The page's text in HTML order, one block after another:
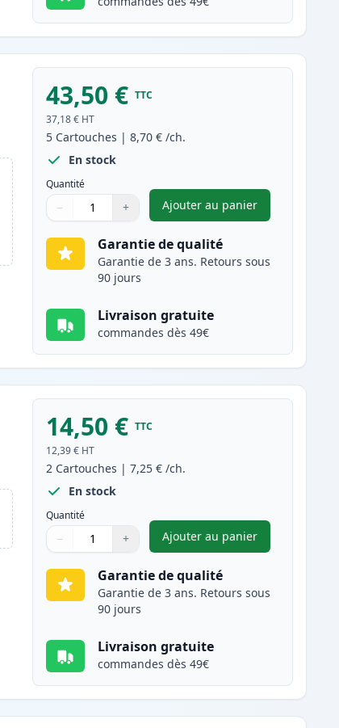
43,50 € TTC
37,18 € HT
5 Cartouches |8,70 € /ch.
En stock
Quantité
Quantité
Utilisez les boutons pour ajuster
− +
Quantité
Ajouter au panier
,Pack de 5 Brother
Garantie de qualité
Garantie de 3 ans. Retours sous
90 jours
Livraison gratuite
commandes dès 49€
14,50 € TTC
12,39 € HT
2 Cartouches |7,25 € /ch.
En stock
Quantité
Quantité
Utilisez les boutons pour ajuster
− +
Quantité
Ajouter au panier
,Pack de 2 Brother
Garantie de qualité
Garantie de 3 ans. Retours sous
90 jours
Livraison gratuite
commandes dès 49€